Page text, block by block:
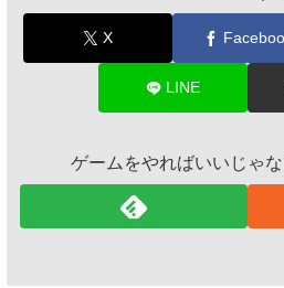
X
LINE
ゲームをやればいいじゃ